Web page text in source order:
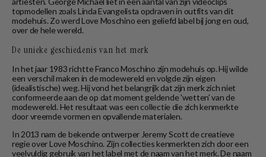
topmodellen zoals Linda Evangelista opdraven in outfits van dit
modehuis. Zo werd Love Moschino een geliefd label bij jong en oud,
over de hele wereld.
De unieke geschiedenis van het merk
In het jaar 1983 richtte Franco Moschino zijn modehuis op. Hij wilde
een verschil maken in de modewereld en volgde zijn eigen
(idealistische) weg. Hij vond het belangrijk dat zijn merk zich niet
conformeerde aan de op dat moment geldende 'wetten' van de
modewereld. Het resultaat was een collectie die zich kenmerkte
door vreemde vormen en opvallende materialen.
In 2013 nam de bekende ontwerper Jeremy Scott de creatieve
regie over Love Moschino. Zijn collecties kenmerkten zich door een
veelvuldig gebruik van het label met de naam van het merk. De naam